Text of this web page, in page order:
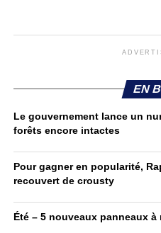
EN
Le gouvernement lance un
forêts encore intactes
Pour gagner en popularité,
recouvert de crousty
Été – 5 nouveaux panneaux